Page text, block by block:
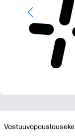
Vastuuvapauslauseke